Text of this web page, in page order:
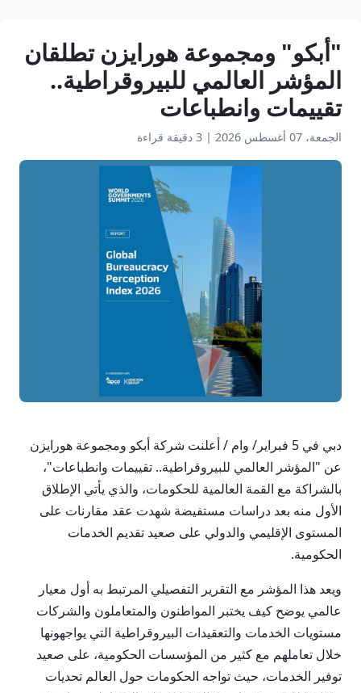
"أبكو" ومجموعة هورايزن تطلقان
المؤشر العالمي للبيروقراطية..
تقييمات وانطباعات
الجمعة، 07 أغسطس 2026 | 3 دقيقة قراءة
دبي في 5 فبراير/ وام / أعلنت شركة أبكو ومجموعة هورايزن
عن "المؤشر العالمي للبيروقراطية.. تقييمات وانطباعات"،
بالشراكة مع القمة العالمية للحكومات، والذي يأتي الإطلاق
الأول منه بعد دراسات مستفيضة شهدت عقد مقارنات على
المستوى الإقليمي والدولي على صعيد تقديم الخدمات
الحكومية.
ويعد هذا المؤشر مع التقرير التفصيلي المرتبط به أول معيار
عالمي يوضح كيف يختبر المواطنون والمتعاملون والشركات
مستويات الخدمات والتعقيدات البيروقراطية التي يواجهونها
خلال تعاملهم مع كثير من المؤسسات الحكومية، على صعيد
توفير الخدمات، حيث تواجه الحكومات حول العالم تحديات